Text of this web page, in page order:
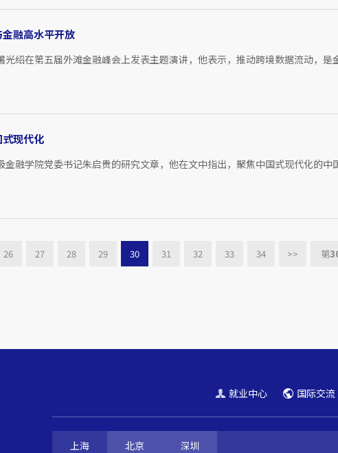
金融高水平开放
绍在第五届外滩金融峰会上发表主题演讲，他表示，推动跨境数据流动，是
式现代化
融学院党委书记朱启贵的研究文章，他在文中指出，聚焦中国式现代化的中
26 27 28 29 30 31 32 33 34 >> 第
就业中心 国际交流
上海 北京 深圳